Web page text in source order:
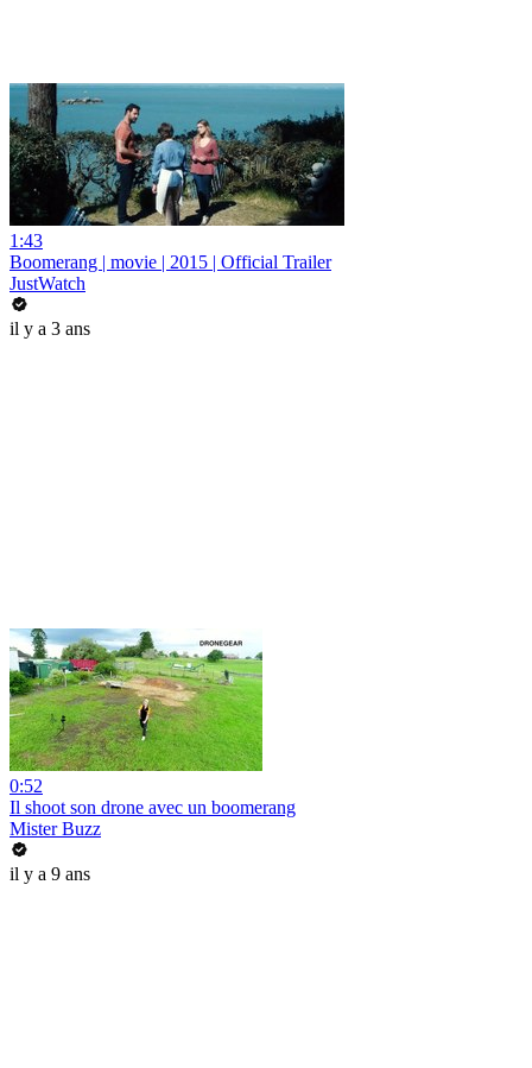
1:43
Boomerang | movie | 2015 | Official Trailer
JustWatch
il y a 3 ans
0:52
Il shoot son drone avec un boomerang
Mister Buzz
il y a 9 ans